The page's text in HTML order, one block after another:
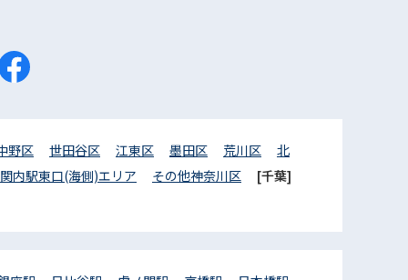
野区 世田谷区 江東区 墨田区 荒川区
北
関内駅東口(海側)エリア その他神奈川区
[千葉]